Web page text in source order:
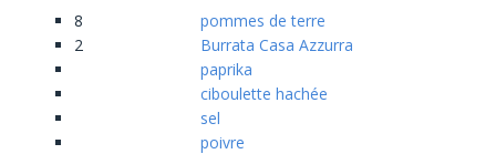
8
pommes de terre
2
Burrata Casa Azzurra
paprika
ciboulette hachée
sel
poivre